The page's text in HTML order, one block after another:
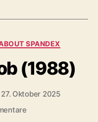
SPANDEX
(1988)
27. Oktober 2025
zu